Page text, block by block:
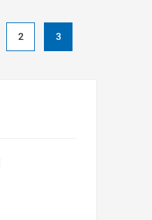
2 3